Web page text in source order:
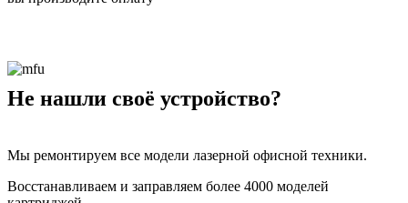
Не нашли своё устройство?
Мы ремонтируем все модели лазерной офисной техники.
Восстанавливаем и заправляем более 4000 моделей